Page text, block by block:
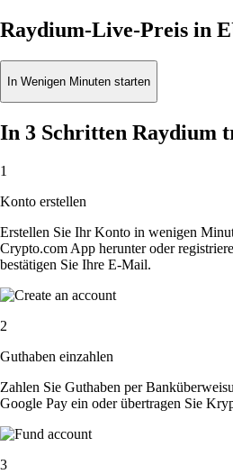
Raydium-Live-Preis in
In Wenigen Minuten starten
In 3 Schritten Raydium
1
Konto erstellen
Erstellen Sie Ihr Konto in wenigen
Crypto.com App herunter oder
bestätigen Sie Ihre E-Mail.
2
Guthaben einzahlen
Zahlen Sie Guthaben per
Google Pay ein oder übertragen Sie
3